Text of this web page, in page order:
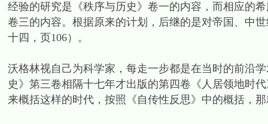
经验的研究是《秩序与历史》卷一的内容，而相应的
卷三的内容。根据原来的计划，后继的是对帝国、中
十四，页106）。
沃格林视自己为科学家，每走一步都是在当时的前沿
史》第三卷相隔十七年才出版的第四卷《人居领地时
来概括这样的时代，按照《自传性反思》中的概括，